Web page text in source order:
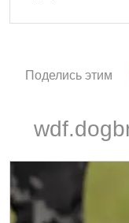
Поделись этим